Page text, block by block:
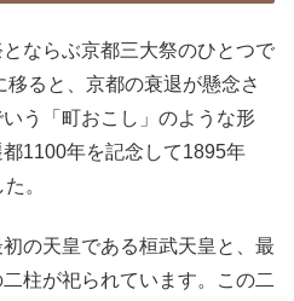
ならぶ京都三大祭のひとつで
ると、京都の衰退が懸念さ
う「町おこし」のような形
1100年を記念して1895年
。
の天皇である桓武天皇と、最
柱が祀られています。この二